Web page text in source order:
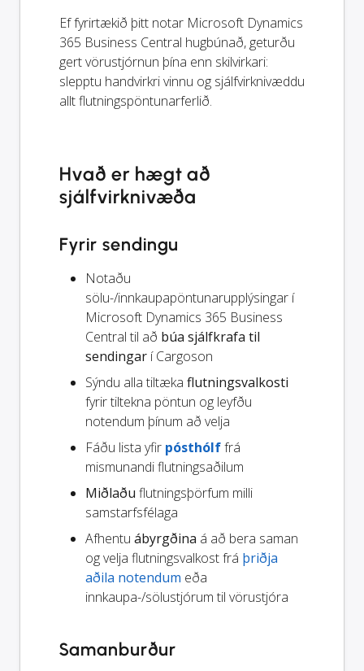
Ef fyrirtækið þitt notar Microsoft Dynamics
365 Business Central hugbúnað, geturðu
gert vörustjórnun þína enn skilvirkari:
slepptu handvirkri vinnu og sjálfvirknivæddu
allt flutningspöntunarferlið.
Hvað er hægt að
sjálfvirknivæða
Fyrir sendingu
Notaðu
sölu-/innkaupapöntunarupplýsingar í
Microsoft Dynamics 365 Business
Central til að búa sjálfkrafa til
sendingar í Cargoson
Sýndu alla tiltæka flutningsvalkosti
fyrir tiltekna pöntun og leyfðu
notendum þínum að velja
Fáðu lista yfir pósthólffrá
mismunandi flutningsaðilum
Miðlaðu flutningsþörfum milli
samstarfsfélaga
Afhentu ábyrgðina á að bera saman
og velja flutningsvalkost frá þriðja
aðila notendum eða
innkaupa-/sölustjórum til vörustjóra
Samanburður